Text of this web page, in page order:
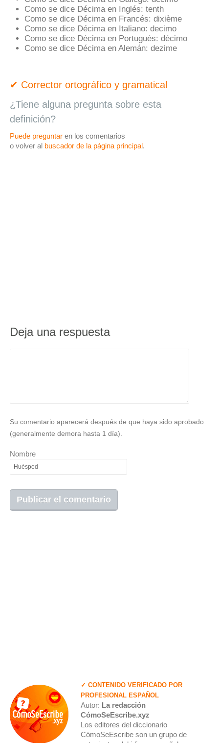
Como se dice Décima en Inglés: tenth
Como se dice Décima en Francés: dixième
Como se dice Décima en Italiano: decimo
Como se dice Décima en Portugués: décimo
Como se dice Décima en Alemán: dezime
✔ Corrector ortográfico y gramatical
¿Tiene alguna pregunta sobre esta
definición?
Puede preguntar en los comentarios
o volver al buscador de la página principal.
Deja una respuesta
Su comentario aparecerá después de que haya sido aprobado
(generalmente demora hasta 1 día).
Nombre
✓ CONTENIDO VERIFICADO POR
PROFESIONAL ESPAÑOL
Autor: La redacción
CómoSeEscribe.xyz
Los editores del diccionario
CómoSeEscribe son un grupo de